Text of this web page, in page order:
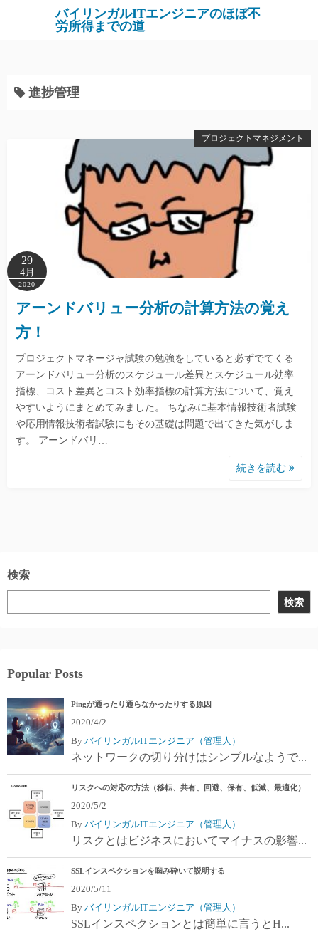
バイリンガルITエンジニアのほぼ不
労所得までの道
進捗管理
プロジェクトマネジメント
29
4月
2020
アーンドバリュー分析の計算方法の覚え
方！
プロジェクトマネージャ試験の勉強をしていると必ずでてくる
アーンドバリュー分析のスケジュール差異とスケジュール効率
指標、コスト差異とコスト効率指標の計算方法について、覚え
やすいようにまとめてみました。 ちなみに基本情報技術者試験
や応用情報技術者試験にもその基礎は問題で出てきた気がしま
す。 アーンドバリ…
続きを読む
検索
検索
Popular Posts
Pingが通ったり通らなかったりする原因
2020/4/2
By バイリンガルITエンジニア（管理人）
ネットワークの切り分けはシンプルなようで...
リスクへの対応の方法（移転、共有、回避、保有、低減、最適化）
2020/5/2
By バイリンガルITエンジニア（管理人）
リスクとはビジネスにおいてマイナスの影響...
SSLインスペクションを噛み砕いて説明する
2020/5/11
By バイリンガルITエンジニア（管理人）
SSLインスペクションとは簡単に言うとH...